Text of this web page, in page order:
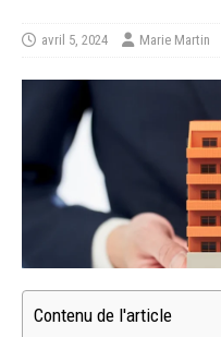
avril 5, 2024 Marie Martin
Contenu de l'article